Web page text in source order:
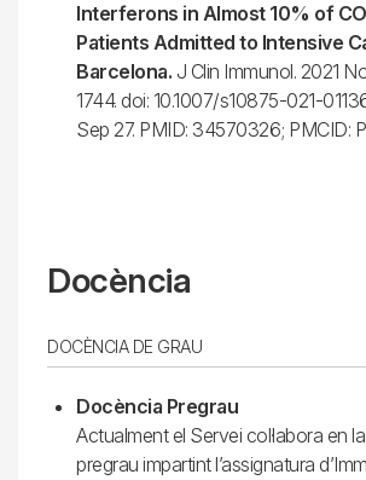
Interferons in Almost 10% of
Patients Admitted to Intensive
Barcelona. J Clin Immunol. 2021
1744. doi: 10.1007/s10875-021-
Sep 27. PMID: 34570326; PMCID:
Docència
DOCÈNCIA DE GRAU
Docència Pregrau
Actualment el Servei col·labora en
pregrau impartint l’assignatura